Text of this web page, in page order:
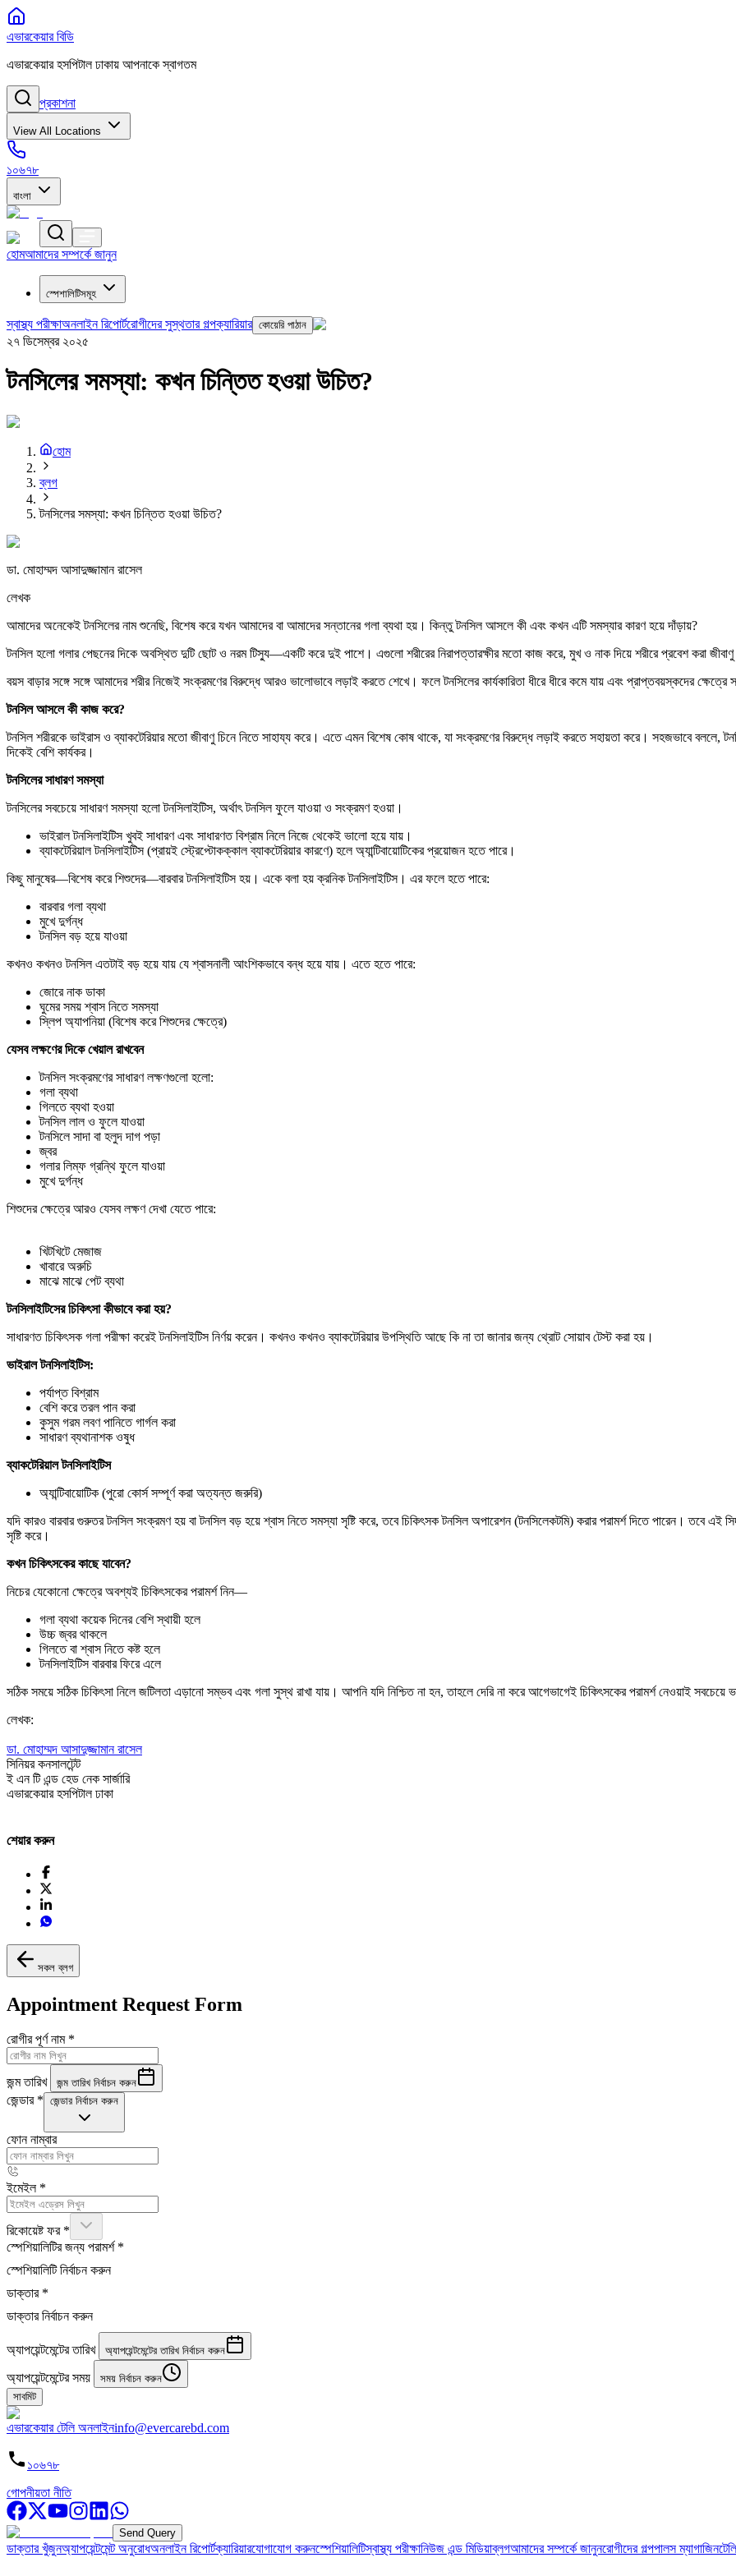
এভারকেয়ার বিডি
এভারকেয়ার হসপিটাল ঢাকায় আপনাকে স্বাগতম
প্রকাশনা
View All Locations
১০৬৭৮
বাংলা
হোমআমাদের সম্পর্কে জানুন
স্পেশালিটিসমূহ
স্বাস্থ্য পরীক্ষাঅনলাইন রিপোর্টরোগীদের সুস্থতার গল্পক্যারিয়ার কোয়েরি পাঠান
২৭ ডিসেম্বর ২০২৫
টনসিলের সমস্যা: কখন চিন্তিত হওয়া উচিত?
হোম
ব্লগ
টনসিলের সমস্যা: কখন চিন্তিত হওয়া উচিত?
ডা. মোহাম্মদ আসাদুজ্জামান রাসেল
লেখক
আমাদের অনেকেই টনসিলের নাম শুনেছি, বিশেষ করে যখন আমাদের বা আমাদের সন্তানের গলা ব্যথা হয়। কিন্তু টনসিল আসলে কী এবং কখন এটি সমস্যার কারণ হয়ে দাঁড়ায়?
টনসিল হলো গলার পেছনের দিকে অবস্থিত দুটি ছোট ও নরম টিস্যু—একটি করে দুই পাশে। এগুলো শরীরের নিরাপত্তারক্ষীর মতো কাজ করে, মুখ ও নাক দিয়ে শরীরে প্রবেশ করা
বয়স বাড়ার সঙ্গে সঙ্গে আমাদের শরীর নিজেই সংক্রমণের বিরুদ্ধে আরও ভালোভাবে লড়াই করতে শেখে। ফলে টনসিলের কার্যকারিতা ধীরে ধীরে কমে যায় এবং প্রাপ্তবয়স্কদের
টনসিল আসলে কী কাজ করে?
টনসিল শরীরকে ভাইরাস ও ব্যাকটেরিয়ার মতো জীবাণু চিনে নিতে সাহায্য করে। এতে এমন বিশেষ কোষ থাকে, যা সংক্রমণের বিরুদ্ধে লড়াই করতে সহায়তা করে। সহজভাবে বললে,
দিকেই বেশি কার্যকর।
টনসিলের সাধারণ সমস্যা
টনসিলের সবচেয়ে সাধারণ সমস্যা হলো টনসিলাইটিস, অর্থাৎ টনসিল ফুলে যাওয়া ও সংক্রমণ হওয়া।
ভাইরাল টনসিলাইটিস খুবই সাধারণ এবং সাধারণত বিশ্রাম নিলে নিজে থেকেই ভালো হয়ে যায়।
ব্যাকটেরিয়াল টনসিলাইটিস (প্রায়ই স্ট্রেপ্টোকক্কাল ব্যাকটেরিয়ার কারণে) হলে অ্যান্টিবায়োটিকের প্রয়োজন হতে পারে।
কিছু মানুষের—বিশেষ করে শিশুদের—বারবার টনসিলাইটিস হয়। একে বলা হয় ক্রনিক টনসিলাইটিস। এর ফলে হতে পারে:
বারবার গলা ব্যথা
মুখে দুর্গন্ধ
টনসিল বড় হয়ে যাওয়া
কখনও কখনও টনসিল এতটাই বড় হয়ে যায় যে শ্বাসনালী আংশিকভাবে বন্ধ হয়ে যায়। এতে হতে পারে:
জোরে নাক ডাকা
ঘুমের সময় শ্বাস নিতে সমস্যা
স্লিপ অ্যাপনিয়া (বিশেষ করে শিশুদের ক্ষেত্রে)
যেসব লক্ষণের দিকে খেয়াল রাখবেন
টনসিল সংক্রমণের সাধারণ লক্ষণগুলো হলো:
গলা ব্যথা
গিলতে ব্যথা হওয়া
টনসিল লাল ও ফুলে যাওয়া
টনসিলে সাদা বা হলুদ দাগ পড়া
জ্বর
গলার লিম্ফ গ্রন্থি ফুলে যাওয়া
মুখে দুর্গন্ধ
শিশুদের ক্ষেত্রে আরও যেসব লক্ষণ দেখা যেতে পারে:
খিটখিটে মেজাজ
খাবারে অরুচি
মাঝে মাঝে পেট ব্যথা
টনসিলাইটিসের চিকিৎসা কীভাবে করা হয়?
সাধারণত চিকিৎসক গলা পরীক্ষা করেই টনসিলাইটিস নির্ণয় করেন। কখনও কখনও ব্যাকটেরিয়ার উপস্থিতি আছে কি না তা জানার জন্য থ্রোট সোয়াব টেস্ট করা হয়।
ভাইরাল টনসিলাইটিস:
পর্যাপ্ত বিশ্রাম
বেশি করে তরল পান করা
কুসুম গরম লবণ পানিতে গার্গল করা
সাধারণ ব্যথানাশক ওষুধ
ব্যাকটেরিয়াল টনসিলাইটিস
অ্যান্টিবায়োটিক (পুরো কোর্স সম্পূর্ণ করা অত্যন্ত জরুরি)
যদি কারও বারবার গুরুতর টনসিল সংক্রমণ হয় বা টনসিল বড় হয়ে শ্বাস নিতে সমস্যা সৃষ্টি করে, তবে চিকিৎসক টনসিল অপারেশন (টনসিলেকটমি) করার পরামর্শ দিতে পারেন। তবে এই
সৃষ্টি করে।
কখন চিকিৎসকের কাছে যাবেন?
নিচের যেকোনো ক্ষেত্রে অবশ্যই চিকিৎসকের পরামর্শ নিন—
গলা ব্যথা কয়েক দিনের বেশি স্থায়ী হলে
উচ্চ জ্বর থাকলে
গিলতে বা শ্বাস নিতে কষ্ট হলে
টনসিলাইটিস বারবার ফিরে এলে
সঠিক সময়ে সঠিক চিকিৎসা নিলে জটিলতা এড়ানো সম্ভব এবং গলা সুস্থ রাখা যায়। আপনি যদি নিশ্চিত না হন, তাহলে দেরি না করে আগেভাগেই চিকিৎসকের পরামর্শ নেওয়াই সবচেয়ে
লেখক:
ডা. মোহাম্মদ আসাদুজ্জামান রাসেল
সিনিয়র কনসালটেন্ট
ই এন টি এন্ড হেড নেক সার্জারি
এভারকেয়ার হসপিটাল ঢাকা
শেয়ার করুন
সকল ব্লগ
Appointment Request Form
রোগীর পূর্ণ নাম *
জন্ম তারিখ জন্ম তারিখ নির্বাচন করুন
জেন্ডার * জেন্ডার নির্বাচন করুন
ফোন নাম্বার
ইমেইল *
রিকোয়েষ্ট ফর *
স্পেশিয়ালিটির জন্য পরামর্শ *
স্পেশিয়ালিটি নির্বাচন করুন
ডাক্তার *
ডাক্তার নির্বাচন করুন
অ্যাপয়েন্টমেন্টের তারিখ অ্যাপয়েন্টমেন্টের তারিখ নির্বাচন করুন
অ্যাপয়েন্টমেন্টের সময়
সময় নির্বাচন করুন
সাবমিট
এভারকেয়ার টেলি অনলাইনinfo@evercarebd.com
১০৬৭৮
গোপনীয়তা নীতি
Send Query
ডাক্তার খুঁজুনঅ্যাপয়েন্টমেন্ট অনুরোধঅনলাইন রিপোর্টক্যারিয়ারযোগাযোগ করুনস্পেশিয়ালিটিস্বাস্থ্য পরীক্ষানিউজ এন্ড মিডিয়াব্লগআমাদের সম্পর্কে জানুনরোগীদের গল্পপালস ম্যাগাজিন